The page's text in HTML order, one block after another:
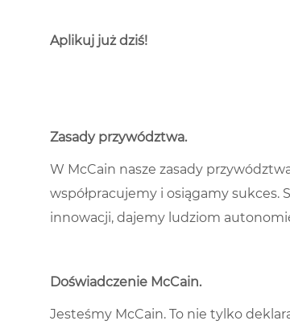
Aplikuj już dziś!
Zasady przywództwa.
W McCain nasze zasady
współpracujemy i osiągamy
innowacji, dajemy ludziom
Doświadczenie McCain.
Jesteśmy McCain. To nie tylko